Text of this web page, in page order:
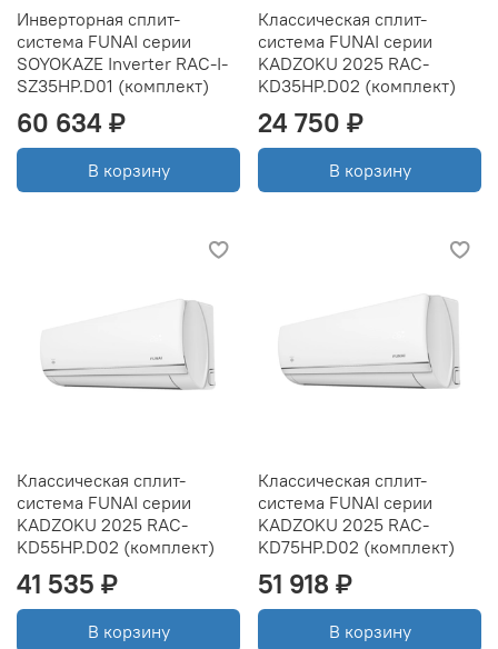
Инверторная сплит-
система FUNAI серии
SOYOKAZE Inverter RAC-I-
SZ35HP.D01 (комплект)
60 634 ₽
В корзину
Классическая сплит-
система FUNAI серии
KADZOKU 2025 RAC-
KD35HP.D02 (комплект)
24 750 ₽
В корзину
Классическая сплит-
система FUNAI серии
KADZOKU 2025 RAC-
KD55HP.D02 (комплект)
41 535 ₽
В корзину
Классическая сплит-
система FUNAI серии
KADZOKU 2025 RAC-
KD75HP.D02 (комплект)
51 918 ₽
В корзину